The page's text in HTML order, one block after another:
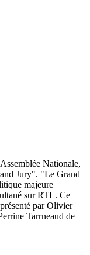
Nationale,
Jury". "Le Grand
majeure
sur RTL. Ce
par Olivier
Tarrneaud de